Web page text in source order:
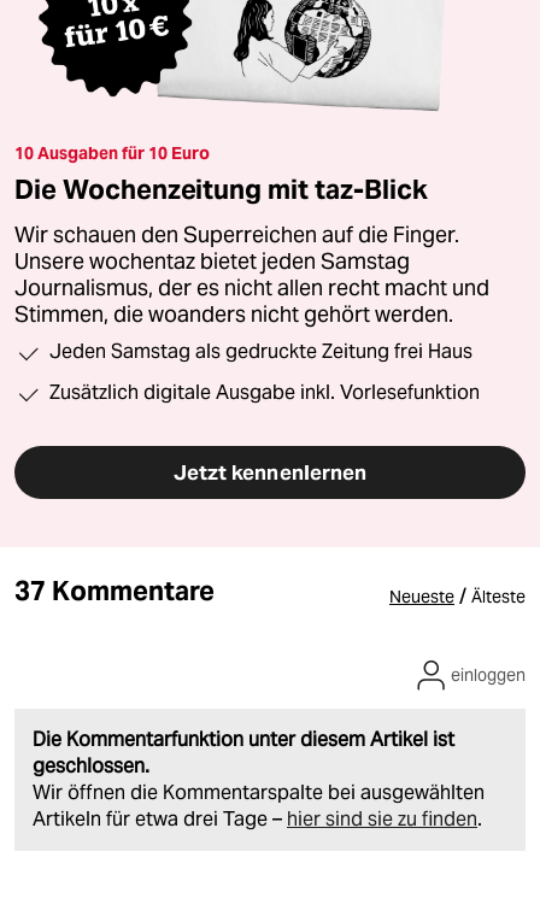
10 Ausgaben für 10 Euro
Die Wochenzeitung mit taz-Blick
Wir schauen den Superreichen auf die Finger.
Unsere wochentaz bietet jeden Samstag
Journalismus, der es nicht allen recht macht und
Stimmen, die woanders nicht gehört werden.
Jeden Samstag als gedruckte Zeitung frei Haus
Zusätzlich digitale Ausgabe inkl. Vorlesefunktion
Jetzt kennenlernen
37 Kommentare Neueste / Älteste
Die Kommentarfunktion unter diesem Artikel ist
geschlossen.
Wir öffnen die Kommentarspalte bei ausgewählten
Artikeln für etwa drei Tage – hier sind sie zu finden.
einloggen